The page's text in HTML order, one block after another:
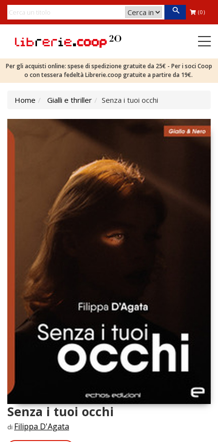
(0)
Per gli acquisti online: spese di spedizione gratuite da 25€ - Per i soci Coop
o con tessera fedeltà Librerie.coop gratuite a partire da 19€.
Home Gialli e thriller Senza i tuoi occhi
Senza i tuoi occhi
di Filippa D'Agata